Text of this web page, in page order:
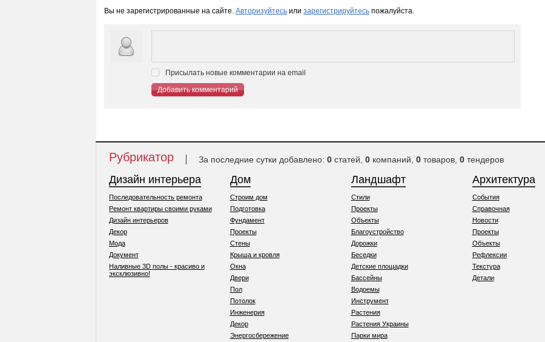
Вы не зарегистрированные на сайте. Авторизуйтесь или зарегистрируйтесь пожалуйста.
Присылать новые комментарии на email
Добавить комментарий
Рубрикатор За последние сутки добавлено: 0статей, 0компаний, 0товаров, 0тендеров
Дизайн интерьера
Последовательность ремонта
Ремонт квартиры своими руками
Дизайн интерьеров
Декор
Мода
Документ
Наливные 3D полы - красиво и
эксклюзивно!
Дом
Строим дом
Подготовка
Фундамент
Проекты
Стены
Крыша и кровля
Окна
Двери
Пол
Потолок
Инженерия
Декор
Энергосбережение
Ландшафт
Стили
Проекты
Объекты
Благоустройство
Дорожки
Беседки
Детские площадки
Бассейны
Водоемы
Инструмент
Растения
Растения Украины
Парки мира
Архитектура
События
Справочная
Новости
Проекты
Объекты
Рефлексии
Текстура
Детали